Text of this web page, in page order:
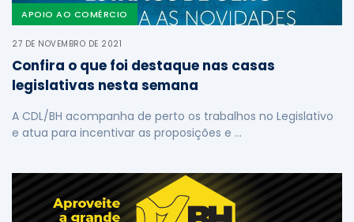
APOIO AO COMÉRCIO
27 DE NOVEMBRO DE 2021
Confira o que foi destaque nas casas
legislativas nesta semana
A CDL/BH acompanha de perto os trabalhos no Legislativo
e atua para incentivar as proposições e …